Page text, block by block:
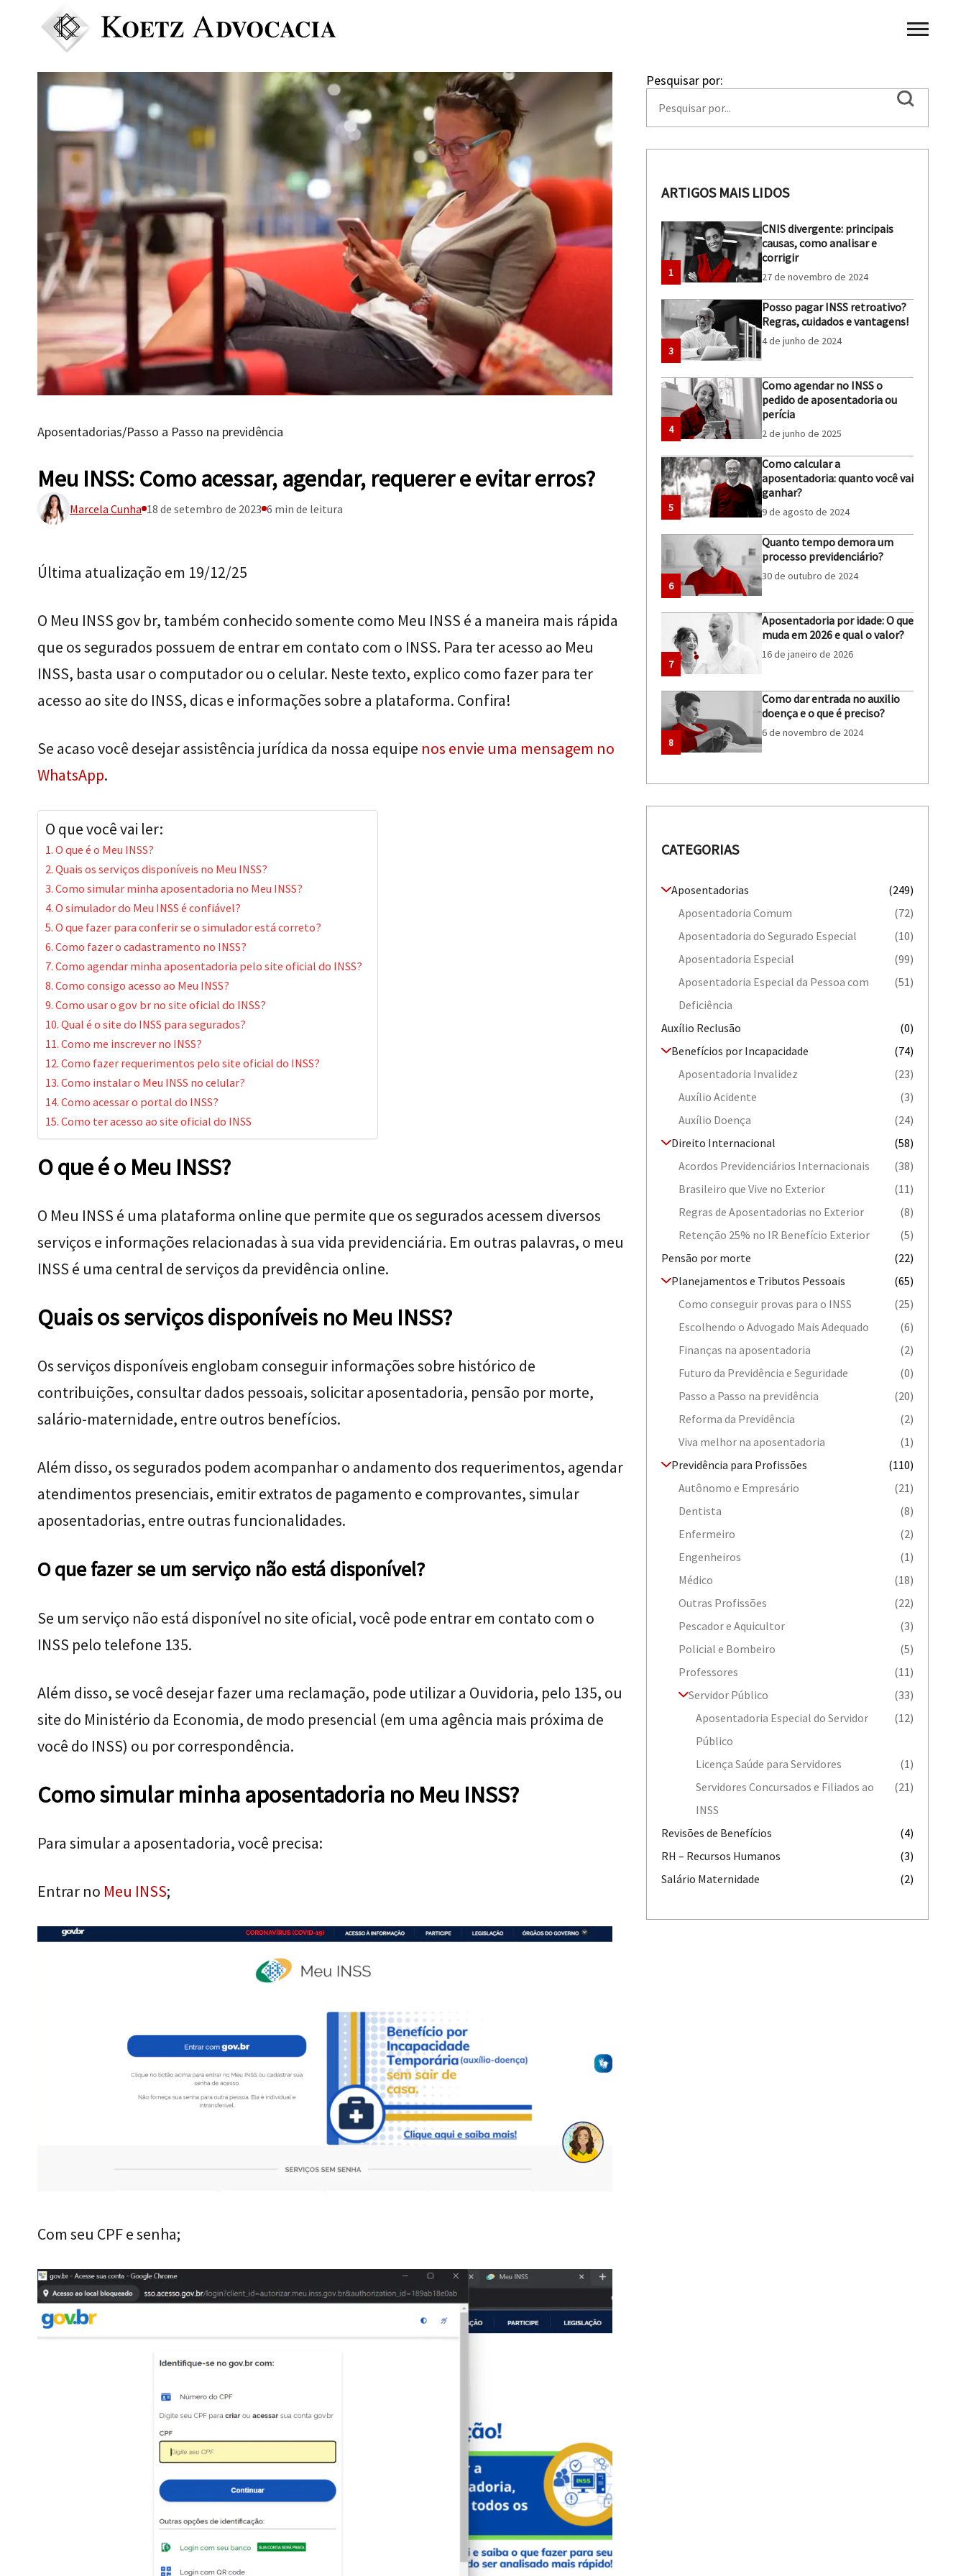
Aposentadorias/Passo a Passo na previdência
Meu INSS: Como acessar, agendar, requerer e evitar erros?
Marcela Cunha 18 de setembro de 2023 6 min de leitura
Última atualização em 19/12/25
O Meu INSS gov br, também conhecido somente como Meu INSS é a maneira mais rápida
que os segurados possuem de entrar em contato com o INSS. Para ter acesso ao Meu
INSS, basta usar o computador ou o celular. Neste texto, explico como fazer para ter
acesso ao site do INSS, dicas e informações sobre a plataforma. Confira!
Se acaso você desejar assistência jurídica da nossa equipe nos envie uma mensagem no
WhatsApp.
O que você vai ler:
O que é o Meu INSS?
Quais os serviços disponíveis no Meu INSS?
Como simular minha aposentadoria no Meu INSS?
O simulador do Meu INSS é confiável?
O que fazer para conferir se o simulador está correto?
Como fazer o cadastramento no INSS?
Como agendar minha aposentadoria pelo site oficial do INSS?
Como consigo acesso ao Meu INSS?
Como usar o gov br no site oficial do INSS?
Qual é o site do INSS para segurados?
Como me inscrever no INSS?
Como fazer requerimentos pelo site oficial do INSS?
Como instalar o Meu INSS no celular?
Como acessar o portal do INSS?
Como ter acesso ao site oficial do INSS
O que é o Meu INSS?
O Meu INSS é uma plataforma online que permite que os segurados acessem diversos
serviços e informações relacionadas à sua vida previdenciária. Em outras palavras, o meu
INSS é uma central de serviços da previdência online.
Quais os serviços disponíveis no Meu INSS?
Os serviços disponíveis englobam conseguir informações sobre histórico de
contribuições, consultar dados pessoais, solicitar aposentadoria, pensão por morte,
salário-maternidade, entre outros benefícios.
Além disso, os segurados podem acompanhar o andamento dos requerimentos, agendar
atendimentos presenciais, emitir extratos de pagamento e comprovantes, simular
aposentadorias, entre outras funcionalidades.
O que fazer se um serviço não está disponível?
Se um serviço não está disponível no site oficial, você pode entrar em contato com o
INSS pelo telefone 135.
Além disso, se você desejar fazer uma reclamação, pode utilizar a Ouvidoria, pelo 135, ou
site do Ministério da Economia, de modo presencial (em uma agência mais próxima de
você do INSS) ou por correspondência.
Como simular minha aposentadoria no Meu INSS?
Para simular a aposentadoria, você precisa:
Entrar no Meu INSS;
Com seu CPF e senha;
Pesquisar por:
ARTIGOS MAIS LIDOS
1
CNIS divergente: principais
causas, como analisar e
corrigir
27 de novembro de 2024
3
Posso pagar INSS retroativo?
Regras, cuidados e vantagens!
4 de junho de 2024
4
Como agendar no INSS o
pedido de aposentadoria ou
perícia
2 de junho de 2025
5
Como calcular a
aposentadoria: quanto você vai
ganhar?
9 de agosto de 2024
6
Quanto tempo demora um
processo previdenciário?
30 de outubro de 2024
7
Aposentadoria por idade: O que
muda em 2026 e qual o valor?
16 de janeiro de 2026
8
Como dar entrada no auxilio
doença e o que é preciso?
6 de novembro de 2024
CATEGORIAS
Aposentadorias
(249)
Aposentadoria Comum
(72)
Aposentadoria do Segurado Especial
(10)
Aposentadoria Especial
(99)
Aposentadoria Especial da Pessoa com
Deficiência
(51)
Auxílio Reclusão
(0)
Benefícios por Incapacidade
(74)
Aposentadoria Invalidez
(23)
Auxílio Acidente
(3)
Auxílio Doença
(24)
Direito Internacional
(58)
Acordos Previdenciários Internacionais
(38)
Brasileiro que Vive no Exterior
(11)
Regras de Aposentadorias no Exterior
(8)
Retenção 25% no IR Benefício Exterior
(5)
Pensão por morte
(22)
Planejamentos e Tributos Pessoais
(65)
Como conseguir provas para o INSS
(25)
Escolhendo o Advogado Mais Adequado
(6)
Finanças na aposentadoria
(2)
Futuro da Previdência e Seguridade
(0)
Passo a Passo na previdência
(20)
Reforma da Previdência
(2)
Viva melhor na aposentadoria
(1)
Previdência para Profissões
(110)
Autônomo e Empresário
(21)
Dentista
(8)
Enfermeiro
(2)
Engenheiros
(1)
Médico
(18)
Outras Profissões
(22)
Pescador e Aquicultor
(3)
Policial e Bombeiro
(5)
Professores
(11)
Servidor Público
(33)
Aposentadoria Especial do Servidor
Público
(12)
Licença Saúde para Servidores
(1)
Servidores Concursados e Filiados ao
INSS
(21)
Revisões de Benefícios
(4)
RH – Recursos Humanos
(3)
Salário Maternidade
(2)